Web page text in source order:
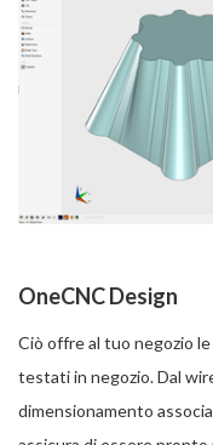
OneCNC Design
Ciò offre al tuo negozio
testati in negozio. Dal
dimensionamento